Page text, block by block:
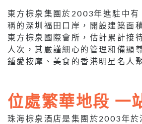
東方棕泉集團於2003年進駐中有
稱的深圳福田口岸，開設建築面
東方棕泉國際會所，估計累計接
人次，其嚴謹細心的管理和備顯
鍾愛按摩、美食的香港明星名人
位處繁華地段 一
珠海棕泉酒店是集團於2003年於